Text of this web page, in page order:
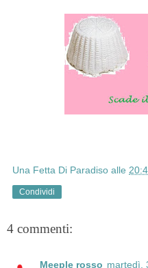
Una Fetta Di Paradiso alle
Condividi
4 commenti:
Meeple rosso martedì,